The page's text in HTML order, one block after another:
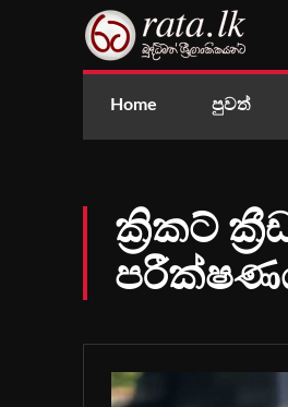
Home පුවත්
ක්‍රිකට්